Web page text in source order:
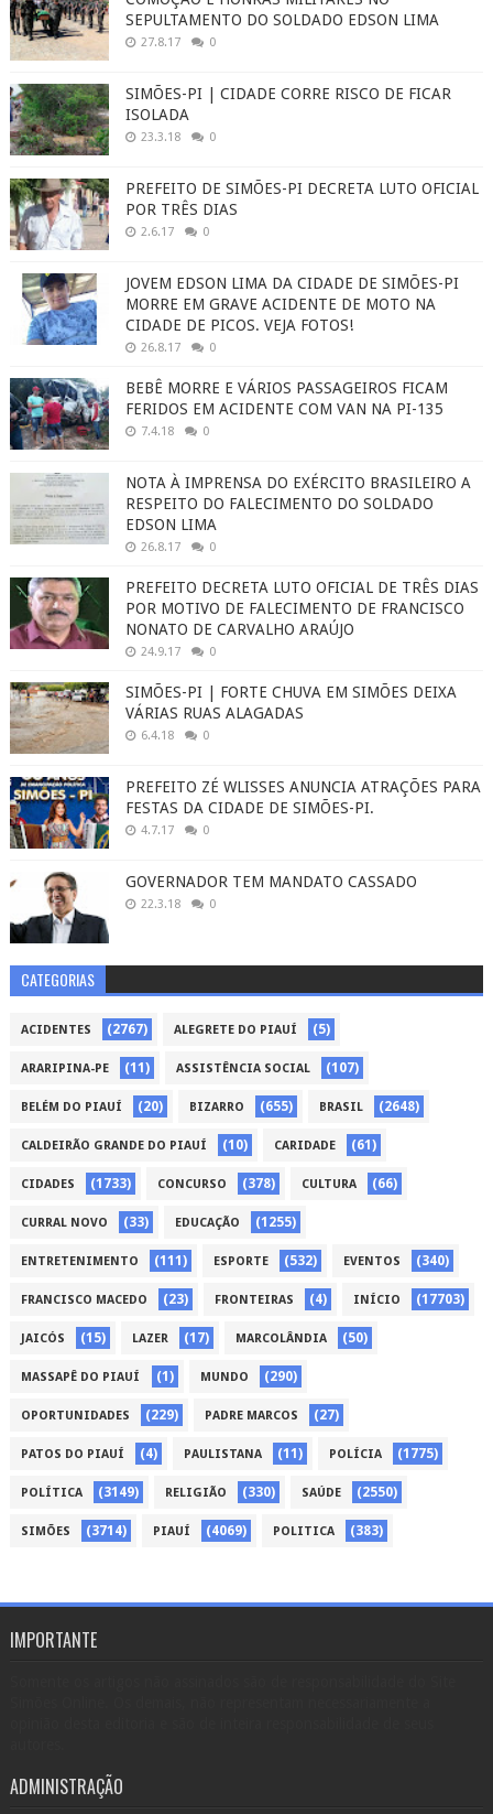
SEPULTAMENTO DO SOLDADO EDSON LIMA
27.8.17 0
SIMÕES-PI | CIDADE CORRE RISCO DE FICAR
ISOLADA
23.3.18 0
PREFEITO DE SIMÕES-PI DECRETA LUTO OFICIAL
POR TRÊS DIAS
2.6.17 0
JOVEM EDSON LIMA DA CIDADE DE SIMÕES-PI
MORRE EM GRAVE ACIDENTE DE MOTO NA
CIDADE DE PICOS. VEJA FOTOS!
26.8.17 0
BEBÊ MORRE E VÁRIOS PASSAGEIROS FICAM
FERIDOS EM ACIDENTE COM VAN NA PI-135
7.4.18 0
NOTA À IMPRENSA DO EXÉRCITO BRASILEIRO A
RESPEITO DO FALECIMENTO DO SOLDADO
EDSON LIMA
26.8.17 0
PREFEITO DECRETA LUTO OFICIAL DE TRÊS DIAS
POR MOTIVO DE FALECIMENTO DE FRANCISCO
NONATO DE CARVALHO ARAÚJO
24.9.17 0
SIMÕES-PI | FORTE CHUVA EM SIMÕES DEIXA
VÁRIAS RUAS ALAGADAS
6.4.18 0
PREFEITO ZÉ WLISSES ANUNCIA ATRAÇÕES PARA
FESTAS DA CIDADE DE SIMÕES-PI.
4.7.17 0
GOVERNADOR TEM MANDATO CASSADO
22.3.18 0
CATEGORIAS
ACIDENTES (2767) ALEGRETE DO PIAUÍ (5)
ARARIPINA-PE (11) ASSISTÊNCIA SOCIAL (107)
BELÉM DO PIAUÍ (20) BIZARRO (655) BRASIL (2648)
CALDEIRÃO GRANDE DO PIAUÍ (10) CARIDADE (61)
CIDADES (1733) CONCURSO (378) CULTURA (66)
CURRAL NOVO (33) EDUCAÇÃO (1255)
ENTRETENIMENTO (111) ESPORTE (532) EVENTOS (340)
FRANCISCO MACEDO (23) FRONTEIRAS (4) INÍCIO (17703)
JAICÓS (15) LAZER (17) MARCOLÂNDIA (50)
MASSAPÊ DO PIAUÍ (1) MUNDO (290)
OPORTUNIDADES (229) PADRE MARCOS (27)
PATOS DO PIAUÍ (4) PAULISTANA (11) POLÍCIA (1775)
POLÍTICA (3149) RELIGIÃO (330) SAÚDE (2550)
SIMÕES (3714) PIAUÍ (4069) POLITICA (383)
IMPORTANTE
ADMINISTRAÇÃO